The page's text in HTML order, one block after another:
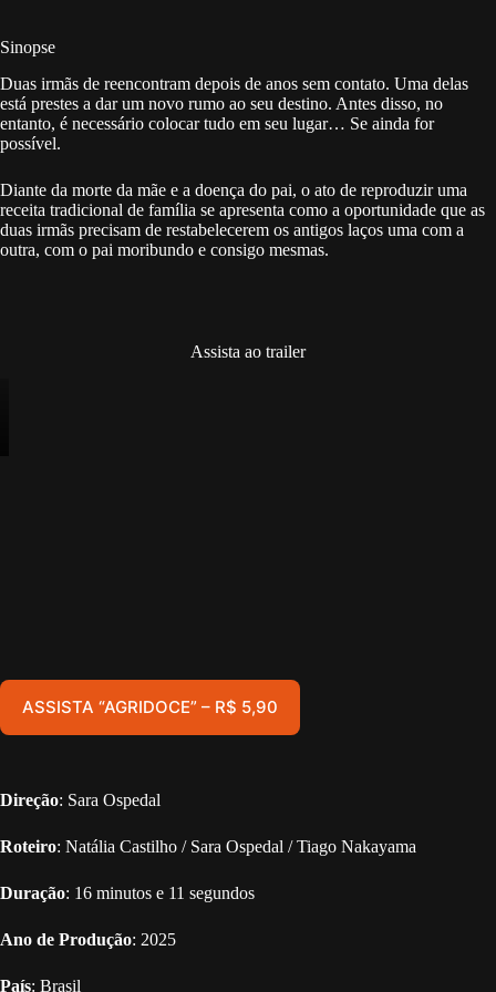
Sinopse
Duas irmãs de reencontram depois de anos sem contato. Uma delas
está prestes a dar um novo rumo ao seu destino. Antes disso, no
entanto, é necessário colocar tudo em seu lugar… Se ainda for
possível.
Diante da morte da mãe e a doença do pai, o ato de reproduzir uma
receita tradicional de família se apresenta como a oportunidade que as
duas irmãs precisam de restabelecerem os antigos laços uma com a
outra, com o pai moribundo e consigo mesmas.
Assista ao trailer
ASSISTA “AGRIDOCE” – R$ 5,90
Direção: Sara Ospedal
Roteiro: Natália Castilho / Sara Ospedal / Tiago Nakayama
Duração: 16 minutos e 11 segundos
Ano de Produção: 2025
País: Brasil